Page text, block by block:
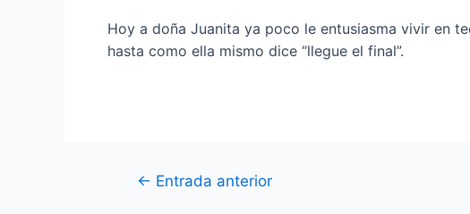
Hoy a doña Juanita ya poco le entusiasma vivir en
hasta como ella mismo dice “llegue el final”.
← Entrada anterior